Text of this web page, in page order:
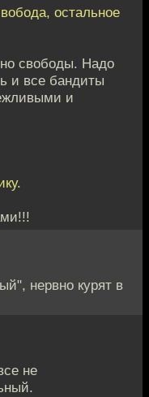
остальное
свободы. Надо
и все бандиты
и
нервно курят в
не